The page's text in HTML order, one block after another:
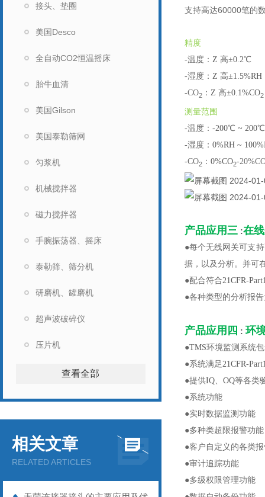
接头、垫圈
美国Desco
全自动CO2恒温摇床
胎牛血清
美国Gilson
美国泰勒筛网
匀浆机
机械搅拌器
磁力搅拌器
手腕振荡器、摇床
泰勒筛、筛分机
研磨机、罐磨机
超声波破碎仪
压片机
查看全部
相关文章
RELATED ARTICLES
支持高达60000笔的
精度
-温度： Z 高±0.2℃
-湿度： Z 高±1.5%RH
-CO2 ： Z 高±0.1%CO2
测量范围
-温度： -200℃ ~ 200℃
-湿度： 0%RH ~
-CO2 ： 0%CO2-
产品应用三 :在
●每个无线网关可支
据，以及分析。并可
●配合符合21CFR-
●各种类型的分析报
产品应用四 : 环
●TMS环境监测系统
●系统满足 21CFR-
●提供IQ OQ等各类
●系统功能
●实时数据监测功能
●多种类超限报警功能
●客户自定义的各类
●审计追踪功能
●多级权限管理功能